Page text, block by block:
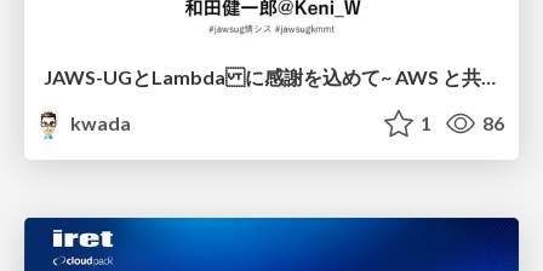
kwada
1 86